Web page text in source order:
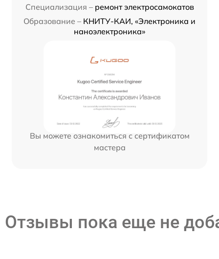
Специализация – ремонт электросамокатов
Образование – КНИТУ-КАИ, «Электроника и
наноэлектроника»
Вы можете ознакомиться с сертификатом
мастера
Отзывы пока еще не